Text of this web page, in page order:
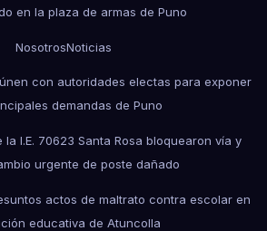
en la plaza de armas de Puno
NosotrosNoticias
con autoridades electas para exponer
demandas de Puno
I.E. 70623 Santa Rosa bloquearon vía y
urgente de poste dañado
actos de maltrato contra escolar en
educativa de Atuncolla